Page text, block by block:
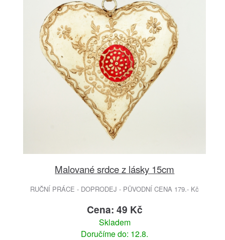
Malované srdce z lásky 15cm
RUČNÍ PRÁCE - DOPRODEJ - PŮVODNÍ CENA 179.- Kč
Cena: 49 Kč
Skladem
Doručíme do: 12.8.